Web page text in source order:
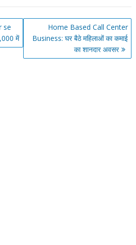
se
में
Home Based Call Center
Business: घर बैठे महिलाओं का कमाई
का शानदार अवसर